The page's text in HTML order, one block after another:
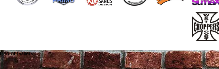
End of Gallery